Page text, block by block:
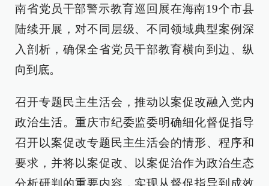
南省党员干部警示教育巡回展在海南19个市县
陆续开展，对不同层级、不同领域典型案例深
入剖析，确保全省党员干部教育横向到边、纵
向到底。
召开专题民主生活会，推动以案促改融入党内
政治生活。重庆市纪委监委明确细化督促指导
召开以案促改专题民主生活会的情形、程序和
要求，并将以案促改、以案促治作为政治生态
分析研判的重要内容，实现从督促指导到成效